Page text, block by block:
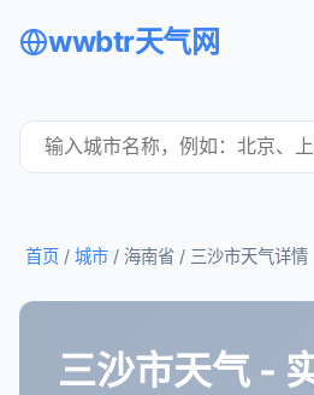
wwbtr天气网
首页 / 城市 / 海南省 / 三沙市天气详情
三沙市天气 -